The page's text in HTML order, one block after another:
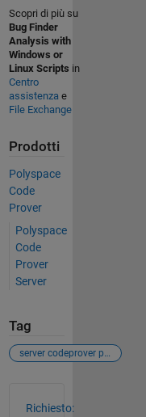
Scopri di più su
Bug Finder
Analysis with
Windows or
Linux Scripts in
Centro
assistenzae
File Exchange
Prodotti
Polyspace
Code
Prover
Polyspace
Code
Prover
Server
Tag
server codeprover processor
Richiesto: